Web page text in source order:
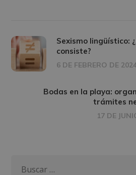
Sexismo lingüístico:
consiste?
6 DE FEBRERO DE
Bodas en la playa:
trámites
17 DE